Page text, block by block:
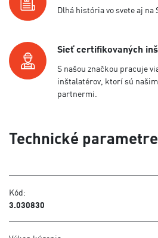
Dlhá história vo svete aj na
Sieť certifikovaných
S našou značkou pracuje
inštalatérov, ktorí sú
partnermi.
Technické parametre
Kód:
3.030830